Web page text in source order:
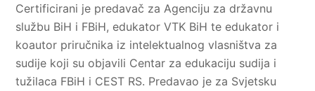
Certificirani je predavač za Agenciju za državnu
službu BiH i FBiH, edukator VTK BiH te edukator i
koautor priručnika iz intelektualnog vlasništva za
sudije koji su objavili Centar za edukaciju sudija i
tužilaca FBiH i CEST RS. Predavao je za Svjetsku